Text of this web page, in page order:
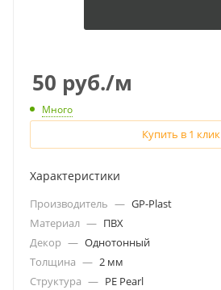
50 руб./м
Много
Купить в 1 клик
Характеристики
Производитель — GP-Plast
Материал — ПВХ
Декор — Однотонный
Толщина — 2 мм
Структура — PE Pearl